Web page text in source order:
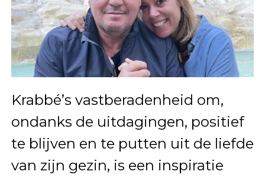
Krabbé’s vastberadenheid om,
ondanks de uitdagingen, positief
te blijven en te putten uit de liefde
van zijn gezin, is een inspiratie